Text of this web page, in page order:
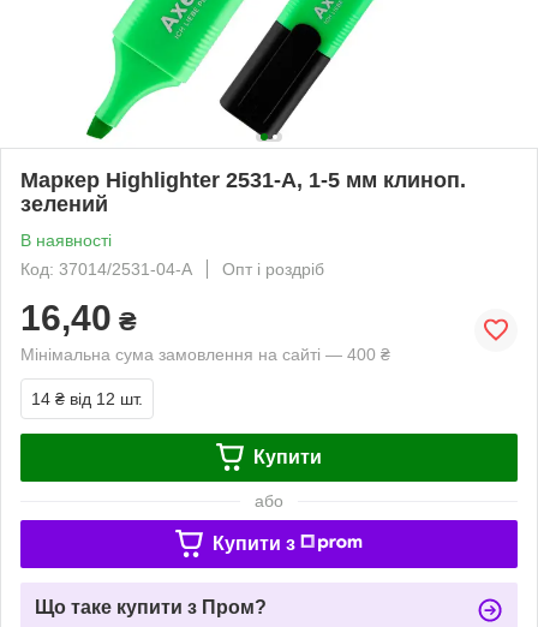
Маркер Highlighter 2531-A, 1-5 мм клиноп.
зелений
В наявності
Код: 37014/2531-04-A
Опт і роздріб
16,40 ₴
Мінімальна сума замовлення на сайті — 400 ₴
14 ₴ від 12 шт.
Купити
або
Купити з
Що таке купити з Пром?